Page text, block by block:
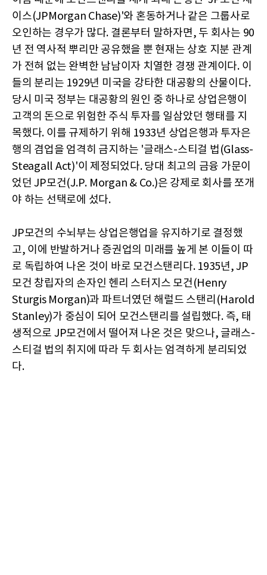
이스(JPMorgan Chase)'와 혼동하거나 같은 그룹사로
오인하는 경우가 많다. 결론부터 말하자면, 두 회사는 90
년 전 역사적 뿌리만 공유했을 뿐 현재는 상호 지분 관계
가 전혀 없는 완벽한 남남이자 치열한 경쟁 관계이다. 이
들의 분리는 1929년 미국을 강타한 대공황의 산물이다.
당시 미국 정부는 대공황의 원인 중 하나로 상업은행이
고객의 돈으로 위험한 주식 투자를 일삼았던 행태를 지
목했다. 이를 규제하기 위해 1933년 상업은행과 투자은
행의 겸업을 엄격히 금지하는 '글래스-스티걸 법(Glass-
Steagall Act)'이 제정되었다. 당대 최고의 금융 가문이
었던 JP모건(J.P. Morgan & Co.)은 강제로 회사를 쪼개
야 하는 선택로에 섰다.
JP모건의 수뇌부는 상업은행업을 유지하기로 결정했
고, 이에 반발하거나 증권업의 미래를 높게 본 이들이 따
로 독립하여 나온 것이 바로 모건스탠리다. 1935년, JP
모건 창립자의 손자인 헨리 스터지스 모건(Henry
Sturgis Morgan)과 파트너였던 해럴드 스탠리(Harold
Stanley)가 중심이 되어 모건스탠리를 설립했다. 즉, 태
생적으로 JP모건에서 떨어져 나온 것은 맞으나, 글래스-
스티걸 법의 취지에 따라 두 회사는 엄격하게 분리되었
다.